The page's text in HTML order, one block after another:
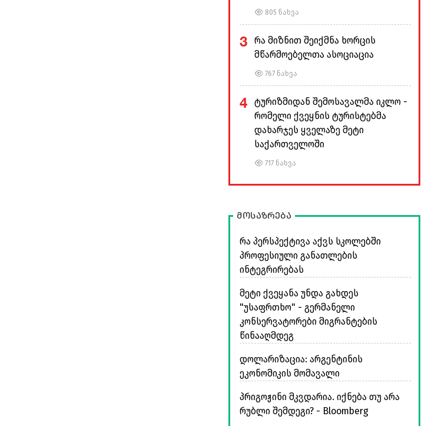
805 ნახვა
3
რა მიზნით შეიქმნა ხორცის
მწარმოებელთა ასოციაცია
767 ნახვა
4
ტურიზმიდან შემოსავალმა იკლო -
რომელი ქვეყნის ტურისტებმა
დახარჯეს ყველაზე მეტი
საქართველოში
717 ნახვა
მოსაზრება
რა პერსპექტივა აქვს სკოლებში
პროფესიული განათლების
ინტეგრირებას
მეტი ქვეყანა უნდა გახდეს
"უსაფრთხო" - გერმანელი
კონსერვატორები მიგრანტების
წინააღმდეგ
დოლარიზაცია: არგენტინის
ეკონომიკის მომავალი
პრიგოჟინი მკვდარია. იქნება თუ არა
რუბლი შემდეგი? - Bloomberg